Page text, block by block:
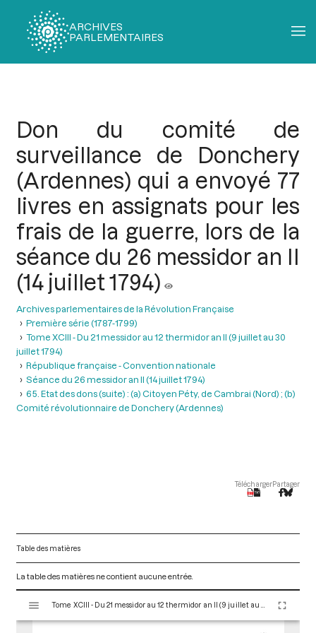
ARCHIVES
PARLEMENTAIRES
Don du comité de
surveillance de Donchery
(Ardennes) qui a envoyé 77
livres en assignats pour les
frais de la guerre, lors de la
séance du 26 messidor an II
(14 juillet 1794)
Archives parlementaires de la Révolution Française
Première série (1787-1799)
Tome XCIII - Du 21 messidor au 12 thermidor an II (9 juillet au 30
juillet 1794)
République française - Convention nationale
Séance du 26 messidor an II (14 juillet 1794)
65. Etat des dons (suite) : (a) Citoyen Péty, de Cambrai (Nord) ; (b)
Comité révolutionnaire de Donchery (Ardennes)
TéléchargerPartager
Table des matières
La table des matières ne contient aucune entrée.
s